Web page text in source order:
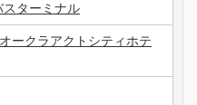
スターミナル
ークラアクトシティホテ